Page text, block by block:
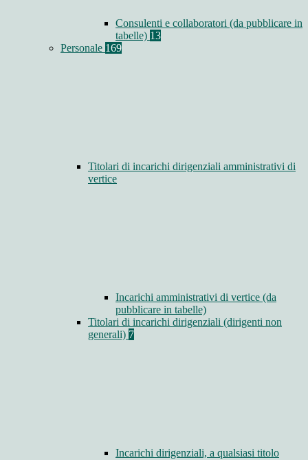
Consulenti e collaboratori (da pubblicare in
tabelle) 13
Personale 169
Titolari di incarichi dirigenziali amministrativi di
vertice
Incarichi amministrativi di vertice (da
pubblicare in tabelle)
Titolari di incarichi dirigenziali (dirigenti non
generali) 7
Incarichi dirigenziali, a qualsiasi titolo